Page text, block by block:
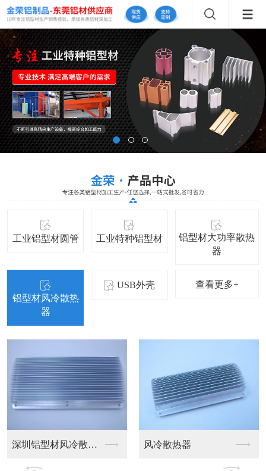
工业铝型材圆管 工业特种铝型材
铝型材大功率散热
器
铝型材风冷散热
器
USB外壳 查看更多+
深圳铝型材风冷散热器 风冷散热器